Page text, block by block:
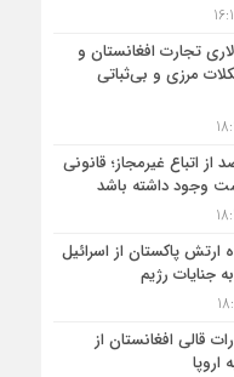
دلاری تجارت افغانستان و
مرزی و بی‌ثباتی
۶۲ درصد از اتباع غیرمجاز؛ قانونی
وجود داشته باشد
ارتش پاکستان از اسرائیل
جنایات رژیم
قالی افغانستان از
اروپا